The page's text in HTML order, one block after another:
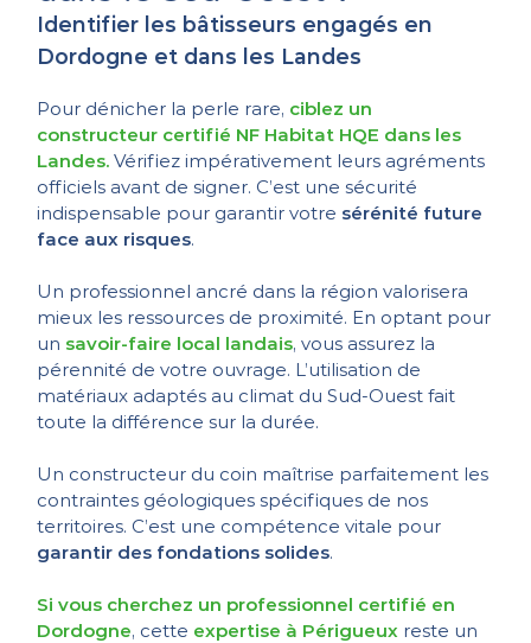
Identifier les bâtisseurs engagés en
Dordogne et dans les Landes
Pour dénicher la perle rare, ciblez un
constructeur certifié NF Habitat HQE dans les
Landes. Vérifiez impérativement leurs agréments
officiels avant de signer. C’est une sécurité
indispensable pour garantir votre sérénité future
face aux risques.
Un professionnel ancré dans la région valorisera
mieux les ressources de proximité. En optant pour
un savoir-faire local landais, vous assurez la
pérennité de votre ouvrage. L’utilisation de
matériaux adaptés au climat du Sud-Ouest fait
toute la différence sur la durée.
Un constructeur du coin maîtrise parfaitement les
contraintes géologiques spécifiques de nos
territoires. C’est une compétence vitale pour
garantir des fondations solides.
Si vous cherchez un professionnel certifié en
Dordogne, cette expertise à Périgueux reste un